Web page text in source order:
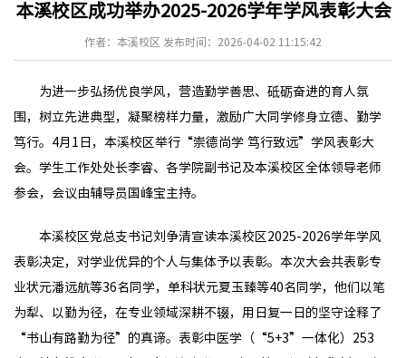
本溪校区成功举办2025-2026学年学风表彰大会
作者：本溪校区 发布时间：2026-04-02 11:15:42
为进一步弘扬优良学风，营造勤学善思、砥砺奋进的育人氛
围，树立先进典型，凝聚榜样力量，激励广大同学修身立德、勤学
笃行。4月1日，本溪校区举行“崇德尚学 笃行致远”学风表彰大
会。学生工作处处长李睿、各学院副书记及本溪校区全体领导老师
参会，会议由辅导员国峰宝主持。
本溪校区党总支书记刘争清宣读本溪校区2025-2026学年学风
表彰决定，对学业优异的个人与集体予以表彰。本次大会共表彰专
业状元潘远航等36名同学，单科状元夏玉臻等40名同学，他们以笔
为犁、以勤为径，在专业领域深耕不辍，用日复一日的坚守诠释了
“书山有路勤为径”的真谛。表彰中医学（“5+3”一体化）253